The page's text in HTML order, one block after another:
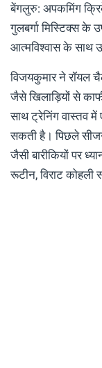
बेंगलुरु: अपकमिंग
गुलबर्गा मिस्टिक्स
आत्मविश्वास के साथ
विजयकुमार ने रॉयल
जैसे खिलाड़ियों से
साथ ट्रेनिंग वास्तव
सकती है। पिछले
जैसी बारीकियों पर
रूटीन, विराट